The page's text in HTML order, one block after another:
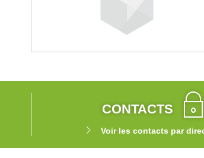
CONTACTS
Voir les contacts par